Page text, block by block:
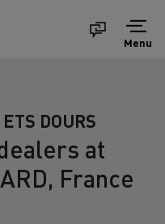
Menu
DOURS
at
France